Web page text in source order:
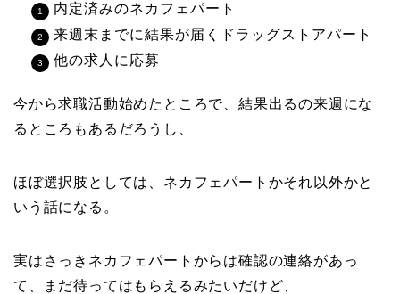
内定済みのネカフェパート
来週末までに結果が届くドラッグストアパート
他の求人に応募
今から求職活動始めたところで、結果出るの来週にな
るところもあるだろうし、
ほぼ選択肢としては、ネカフェパートかそれ以外かと
いう話になる。
実はさっきネカフェパートからは確認の連絡があっ
て、まだ待ってはもらえるみたいだけど、